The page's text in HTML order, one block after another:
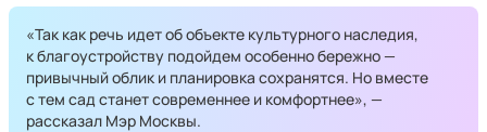
«Так как речь идет об объекте культурного наследия,
к благоустройству подойдем особенно бережно —
привычный облик и планировка сохранятся. Но вместе
с тем сад станет современнее и комфортнее», —
рассказал Мэр Москвы.